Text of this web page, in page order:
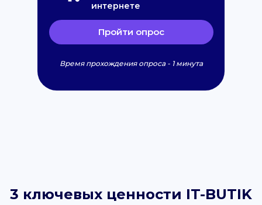
интернете
Пройти опрос
Время прохождения опроса - 1 минута
3 ключевых ценности IT-BUTIK